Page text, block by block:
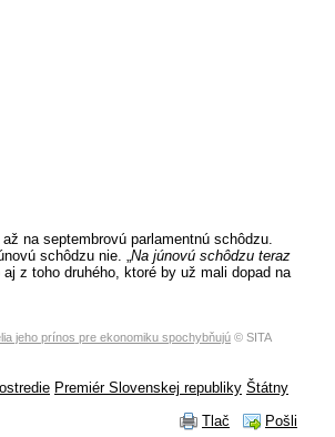
na septembrovú parlamentnú schôdzu.
schôdzu nie. „Na júnovú schôdzu teraz
z toho druhého, ktoré by už mali dopad na
jeho prínos pre ekonomiku spochybňujú © SITA
Premiér Slovenskej republiky Štátny
Tlač
Pošli